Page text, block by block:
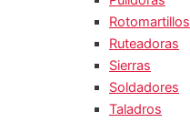
Rotomartillos
Ruteadoras
Sierras
Soldadores
Taladros